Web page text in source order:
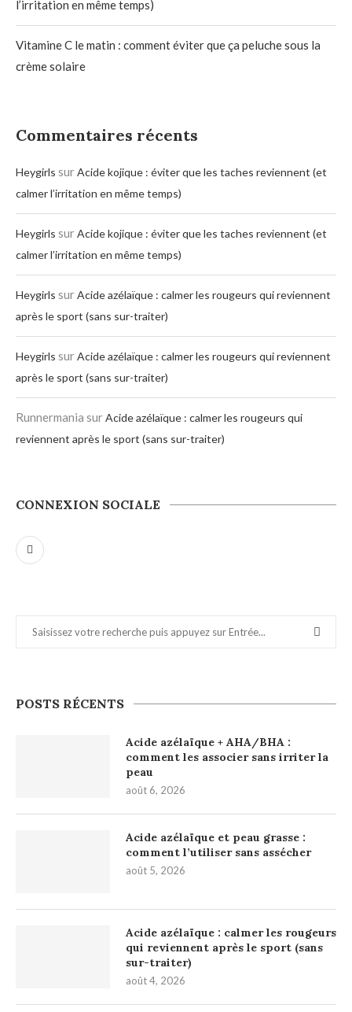
l’irritation en même temps)
Vitamine C le matin : comment éviter que ça peluche sous la
crème solaire
Commentaires récents
Heygirls surAcide kojique : éviter que les taches reviennent (et
calmer l’irritation en même temps)
Heygirls surAcide kojique : éviter que les taches reviennent (et
calmer l’irritation en même temps)
Heygirls surAcide azélaïque : calmer les rougeurs qui reviennent
après le sport (sans sur-traiter)
Heygirls surAcide azélaïque : calmer les rougeurs qui reviennent
après le sport (sans sur-traiter)
Runnermania surAcide azélaïque : calmer les rougeurs qui
reviennent après le sport (sans sur-traiter)
CONNEXION SOCIALE
POSTS RÉCENTS
Acide azélaïque + AHA/BHA :
comment les associer sans irriter la
peau
août 6, 2026
Acide azélaïque et peau grasse :
comment l’utiliser sans assécher
août 5, 2026
Acide azélaïque : calmer les rougeurs
qui reviennent après le sport (sans
sur-traiter)
août 4, 2026